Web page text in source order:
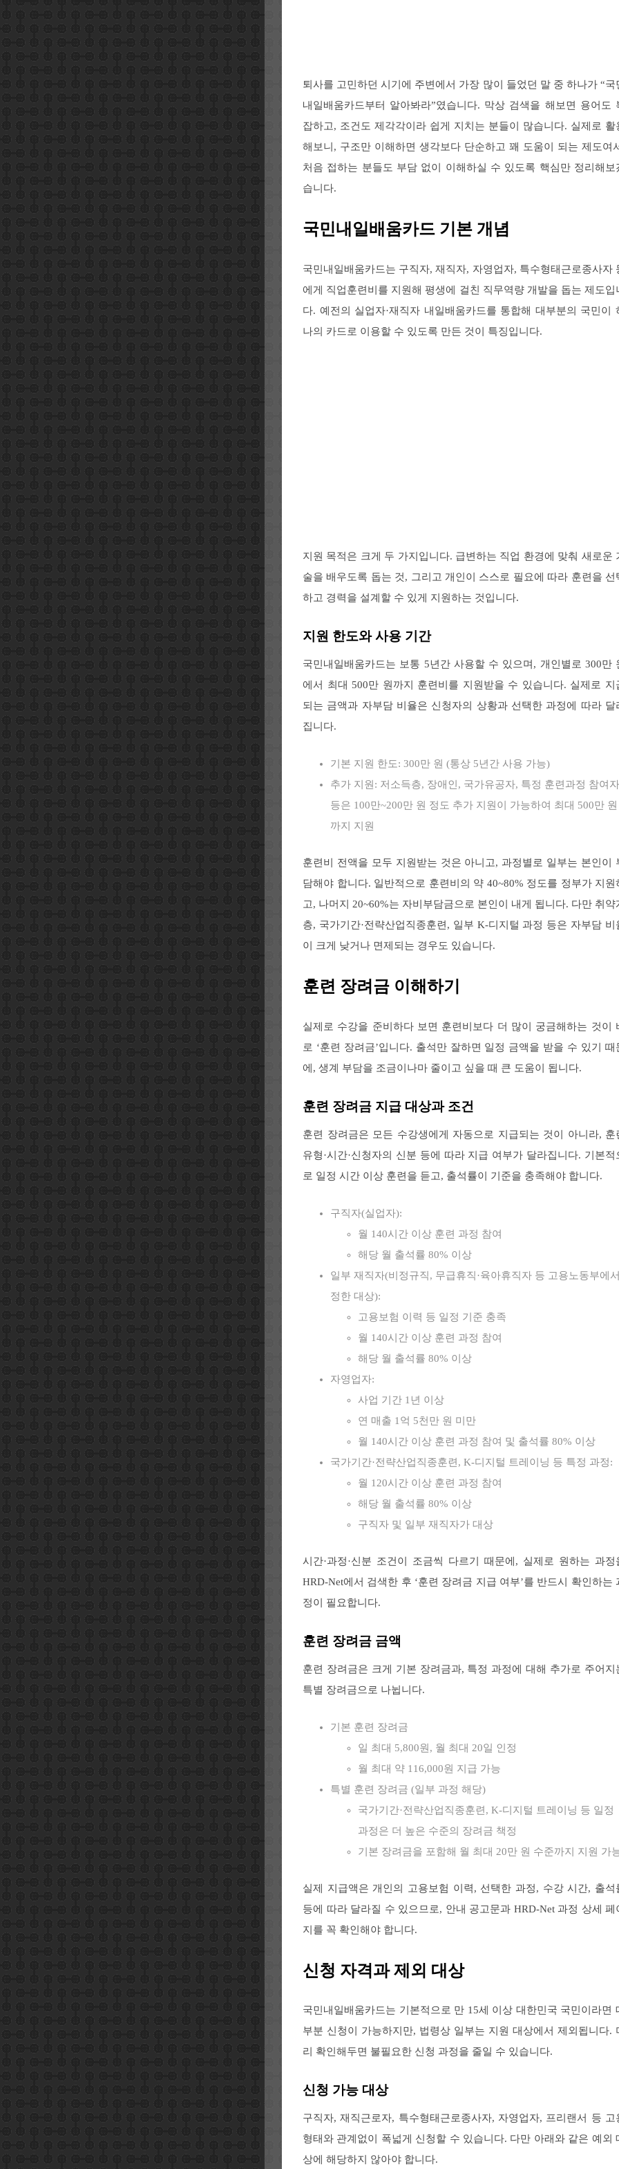
퇴사를 고민하던 시기에 주변에서 가장 많이 들었던 말 중 하나가 “국
내일배움카드부터 알아봐라”였습니다. 막상 검색을 해보면 용어도
잡하고, 조건도 제각각이라 쉽게 지치는 분들이 많습니다. 실제로 활
해보니, 구조만 이해하면 생각보다 단순하고 꽤 도움이 되는 제도여
처음 접하는 분들도 부담 없이 이해하실 수 있도록 핵심만 정리해보
습니다.
국민내일배움카드 기본 개념
국민내일배움카드는 구직자, 재직자, 자영업자, 특수형태근로종사자
에게 직업훈련비를 지원해 평생에 걸친 직무역량 개발을 돕는 제도입
다. 예전의 실업자·재직자 내일배움카드를 통합해 대부분의 국민이
나의 카드로 이용할 수 있도록 만든 것이 특징입니다.
지원 목적은 크게 두 가지입니다. 급변하는 직업 환경에 맞춰 새로운
술을 배우도록 돕는 것, 그리고 개인이 스스로 필요에 따라 훈련을 선
하고 경력을 설계할 수 있게 지원하는 것입니다.
지원 한도와 사용 기간
국민내일배움카드는 보통 5년간 사용할 수 있으며, 개인별로 300만
에서 최대 500만 원까지 훈련비를 지원받을 수 있습니다. 실제로 지
되는 금액과 자부담 비율은 신청자의 상황과 선택한 과정에 따라 달
집니다.
기본 지원 한도: 300만 원 (통상 5년간 사용 가능)
추가 지원: 저소득층, 장애인, 국가유공자, 특정 훈련과정 참여자
등은 100만~200만 원 정도 추가 지원이 가능하여 최대 500만 원
까지 지원
훈련비 전액을 모두 지원받는 것은 아니고, 과정별로 일부는 본인이
담해야 합니다. 일반적으로 훈련비의 약 40~80% 정도를 정부가 지원
고, 나머지 20~60%는 자비부담금으로 본인이 내게 됩니다. 다만 취약
층, 국가기간·전략산업직종훈련, 일부 K-디지털 과정 등은 자부담 비
이 크게 낮거나 면제되는 경우도 있습니다.
훈련 장려금 이해하기
실제로 수강을 준비하다 보면 훈련비보다 더 많이 궁금해하는 것이
로 ‘훈련 장려금’입니다. 출석만 잘하면 일정 금액을 받을 수 있기 때
에, 생계 부담을 조금이나마 줄이고 싶을 때 큰 도움이 됩니다.
훈련 장려금 지급 대상과 조건
훈련 장려금은 모든 수강생에게 자동으로 지급되는 것이 아니라, 훈
유형·시간·신청자의 신분 등에 따라 지급 여부가 달라집니다. 기본적
로 일정 시간 이상 훈련을 듣고, 출석률이 기준을 충족해야 합니다.
구직자(실업자):
월 140시간 이상 훈련 과정 참여
해당 월 출석률 80% 이상
일부 재직자(비정규직, 무급휴직·육아휴직자 등 고용노동부에
정한 대상):
고용보험 이력 등 일정 기준 충족
월 140시간 이상 훈련 과정 참여
해당 월 출석률 80% 이상
자영업자:
사업 기간 1년 이상
연 매출 1억 5천만 원 미만
월 140시간 이상 훈련 과정 참여 및 출석률 80% 이상
국가기간·전략산업직종훈련, K-디지털 트레이닝 등 특정 과정:
월 120시간 이상 훈련 과정 참여
해당 월 출석률 80% 이상
구직자 및 일부 재직자가 대상
시간·과정·신분 조건이 조금씩 다르기 때문에, 실제로 원하는 과정
HRD-Net에서 검색한 후 ‘훈련 장려금 지급 여부’를 반드시 확인하는
정이 필요합니다.
훈련 장려금 금액
훈련 장려금은 크게 기본 장려금과, 특정 과정에 대해 추가로 주어지
특별 장려금으로 나뉩니다.
기본 훈련 장려금
일 최대 5,800원, 월 최대 20일 인정
월 최대 약 116,000원 지급 가능
특별 훈련 장려금 (일부 과정 해당)
국가기간·전략산업직종훈련, K-디지털 트레이닝 등 일정
과정은 더 높은 수준의 장려금 책정
기본 장려금을 포함해 월 최대 20만 원 수준까지 지원 가
실제 지급액은 개인의 고용보험 이력, 선택한 과정, 수강 시간, 출석
등에 따라 달라질 수 있으므로, 안내 공고문과 HRD-Net 과정 상세 페
지를 꼭 확인해야 합니다.
신청 자격과 제외 대상
국민내일배움카드는 기본적으로 만 15세 이상 대한민국 국민이라면
부분 신청이 가능하지만, 법령상 일부는 지원 대상에서 제외됩니다.
리 확인해두면 불필요한 신청 과정을 줄일 수 있습니다.
신청 가능 대상
구직자, 재직근로자, 특수형태근로종사자, 자영업자, 프리랜서 등 고
형태와 관계없이 폭넓게 신청할 수 있습니다. 다만 아래와 같은 예외
상에 해당하지 않아야 합니다.